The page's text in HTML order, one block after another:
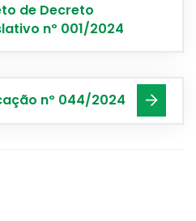
de Decreto
nº 001/2024
nº 044/2024